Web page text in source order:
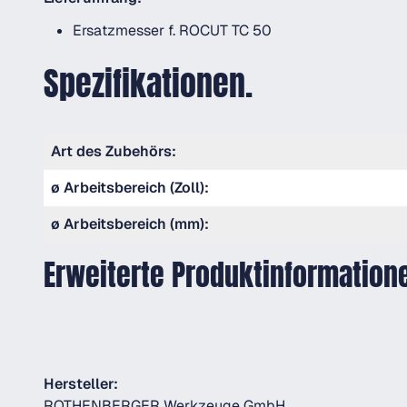
Ersatzmesser f. ROCUT TC 50
Spezifikationen.
Art des Zubehörs:
ø Arbeitsbereich (Zoll):
ø Arbeitsbereich (mm):
Erweiterte
Hersteller: